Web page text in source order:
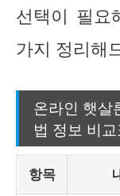
선택이 필요
가지 정리해
온라인 햇살
법 정보 비
항목